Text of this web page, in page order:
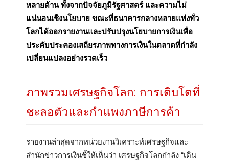
หลายด้าน ทั้งจากปัจจัยภูมิรัฐศาสตร์ และความไม่
แน่นอนเชิงนโยบาย ขณะที่ธนาคารกลางหลายแห่งทั่ว
โลกได้ออกรายงานและปรับปรุงนโยบายการเงินเพื่อ
ประคับประคองเสถียรภาพทางการเงินในตลาดที่กำลัง
เปลี่ยนแปลงอย่างรวดเร็ว
ภาพรวมเศรษฐกิจโลก: การเติบโตที่
ชะลอตัวและกำแพงภาษีการค้า
รายงานล่าสุดจากหน่วยงานวิเคราะห์เศรษฐกิจและ
สำนักข่าวการเงินชี้ให้เห็นว่า เศรษฐกิจโลกกำลัง “เดิน